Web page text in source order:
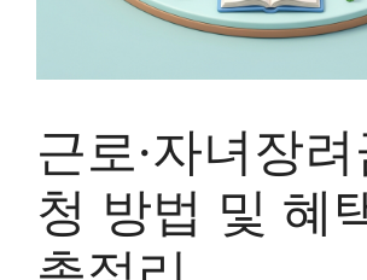
근로·자녀장
청 방법 및 혜